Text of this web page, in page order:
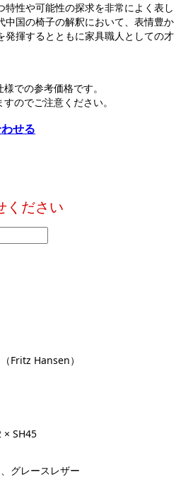
性や可能性の探求を非常によく表し
中国の椅子の解釈において、表情豊か
発揮するとともに家具職人としての才
での参考価格です。
のでご注意ください。
せる
ください
Fritz Hansen）
× SH45
グレースレザー